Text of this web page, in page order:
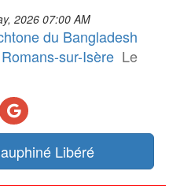
2026 07:00 AM
du Bangladesh
sur-Isère Le
Libéré